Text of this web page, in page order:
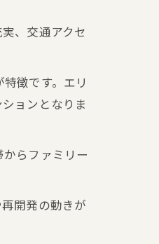
、交通アクセ
徴です。エリ
ョンとなりま
らファミリー
開発の動きが